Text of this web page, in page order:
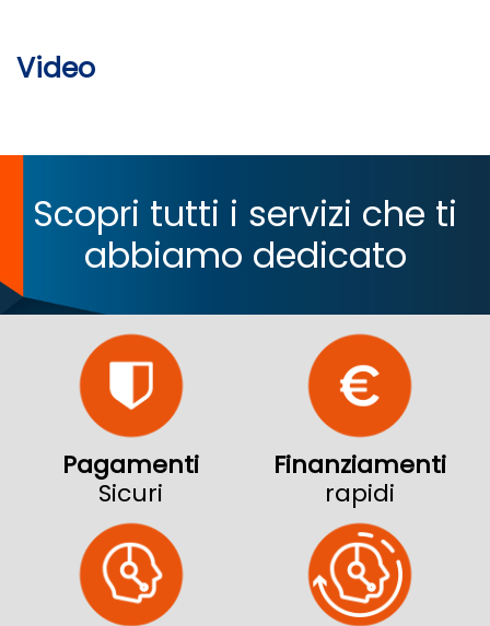
Video
Scopri tutti i servizi che ti
abbiamo dedicato
Pagamenti
Sicuri
Finanziamenti
rapidi